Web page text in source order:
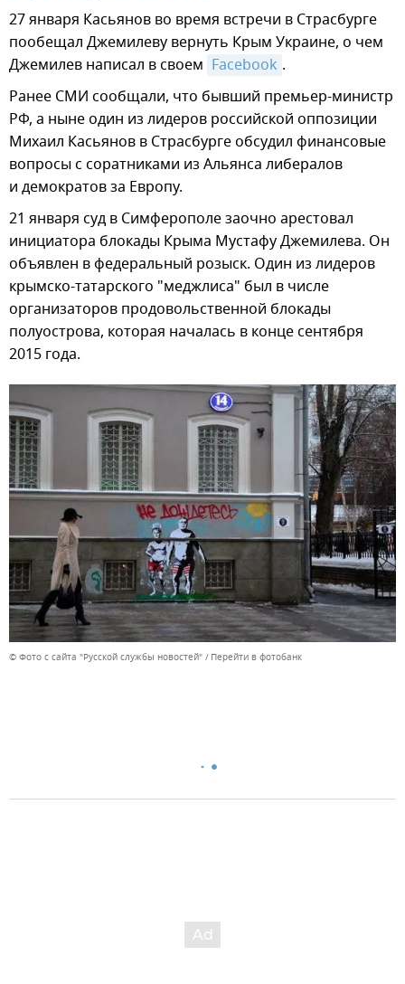
27 января Касьянов во время встречи в Страсбурге
пообещал Джемилеву вернуть Крым Украине, о чем
Джемилев написал в своем Facebook .
Ранее СМИ сообщали, что бывший премьер-министр
РФ, а ныне один из лидеров российской оппозиции
Михаил Касьянов в Страсбурге обсудил финансовые
вопросы с соратниками из Альянса либералов
и демократов за Европу.
21 января суд в Симферополе заочно арестовал
инициатора блокады Крыма Мустафу Джемилева. Он
объявлен в федеральный розыск. Один из лидеров
крымско-татарского "меджлиса" был в числе
организаторов продовольственной блокады
полуострова, которая началась в конце сентября
2015 года.
© Фото с сайта "Русской службы новостей" Перейти в фотобанк